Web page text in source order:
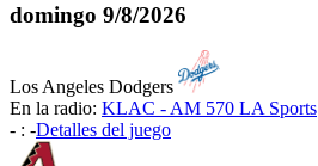
domingo 9/8/2026
Los Angeles Dodgers
En la radio: KLAC - AM 570 LA Sports
- : -Detalles del juego